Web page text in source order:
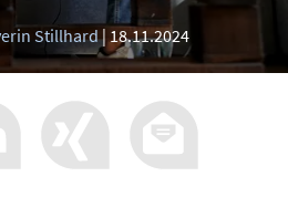
Stillhard 18.11.2024